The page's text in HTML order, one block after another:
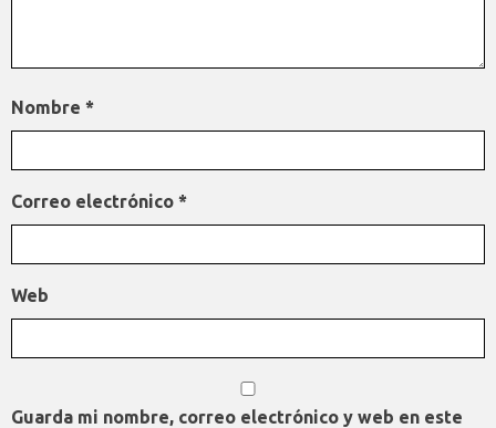
Nombre *
Correo electrónico *
Web
Guarda mi nombre, correo electrónico y web en este